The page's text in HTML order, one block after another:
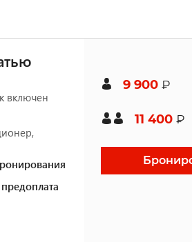
включен
9 900 ₽
11 400 ₽